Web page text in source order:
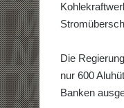
Die
nur 600
Banken